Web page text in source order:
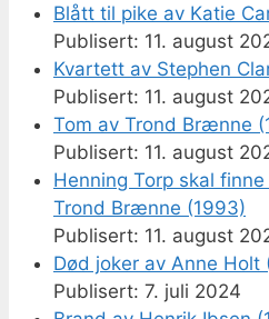
Blått til pike av Katie
11. august
Kvartett av Stephen
11. august
Tom av Trond Brænne
11. august
Henning Torp skal
Trond Brænne (1993)
11. august
Død joker av Anne Holt
7. juli 2024